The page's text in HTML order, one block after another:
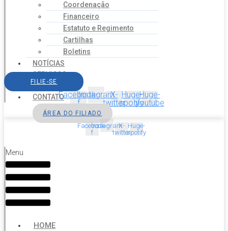
Coordenação
Financeiro
Estatuto e Regimento
Cartilhas
Boletins
NOTÍCIAS
SERVIÇOS
AGENDA
CONTATO
FILIE-SE
Facebook-
f
InstagramX-
twitter
Huge-
spotify
Huge-
youtube
ÁREA DO FILIADO
Facebook-
f
InstagramX-
twitter
Huge-
spotify
Menu
HOME